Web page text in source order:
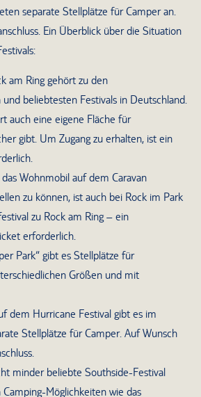
separate Stellplätze für Camper an.
Ein Überblick über die Situation
am Ring gehört zu den
beliebtesten Festivals in Deutschland.
auch eine eigene Fläche für
gibt. Um Zugang zu erhalten, ist ein
Wohnmobil auf dem Caravan
zu können, ist auch bei Rock im Park
zu Rock am Ring – ein
erforderlich.
Park“ gibt es Stellplätze für
Größen und mit
dem Hurricane Festival gibt es im
Stellplätze für Camper. Auf Wunsch
minder beliebte Southside-Festival
Möglichkeiten wie das